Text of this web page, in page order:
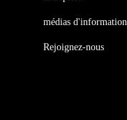
médias d'information
Rejoignez-nous